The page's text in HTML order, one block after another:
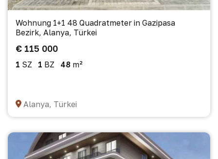
Wohnung 1+1 48 Quadratmeter in Gazipasa
Bezirk, Alanya, Türkei
€ 115 000
1 SZ 1 BZ 48 m²
Alanya, Türkei